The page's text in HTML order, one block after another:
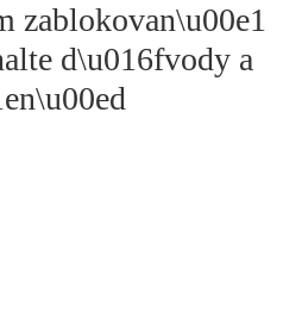
zablokovan\u00e1
d\u016fvody a